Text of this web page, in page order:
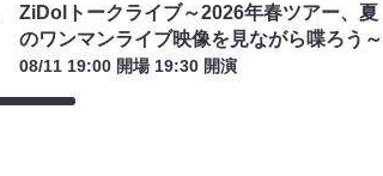
ZiDolトークライブ～2026年春ツアー、夏
のワンマンライブ映像を見ながら喋ろう～
08/11 19:00 開場 19:30 開演